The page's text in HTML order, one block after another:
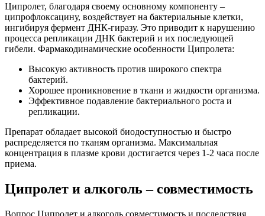
Ципролет, благодаря своему основному компоненту –
ципрофлоксацину, воздействует на бактериальные клетки,
ингибируя фермент ДНК-гиразу. Это приводит к нарушению
процесса репликации ДНК бактерий и их последующей
гибели. Фармакодинамические особенности Ципролета:
Высокую активность против широкого спектра
бактерий.
Хорошее проникновение в ткани и жидкости организма.
Эффективное подавление бактериального роста и
репликации.
Препарат обладает высокой биодоступностью и быстро
распределяется по тканям организма. Максимальная
концентрация в плазме крови достигается через 1-2 часа после
приема.
Ципролет и алкоголь – совместимость
Вопрос Ципролет и алкоголь совместимость и последствия